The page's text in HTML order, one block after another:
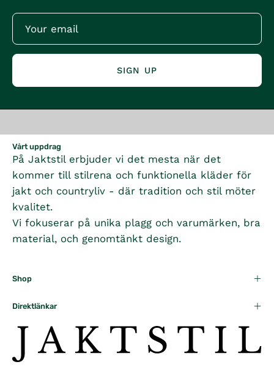
SIGN UP
Vårt uppdrag
På Jaktstil erbjuder vi det mesta när det
kommer till stilrena och funktionella kläder för
jakt och countryliv - där tradition och stil möter
kvalitet.
Vi fokuserar på unika plagg och varumärken, bra
material, och genomtänkt design.
Shop
Direktlänkar